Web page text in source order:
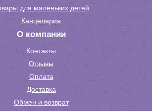
для маленьких детей
Канцелярия
О компании
Контакты
Отзывы
Оплата
Доставка
Обмен и возврат